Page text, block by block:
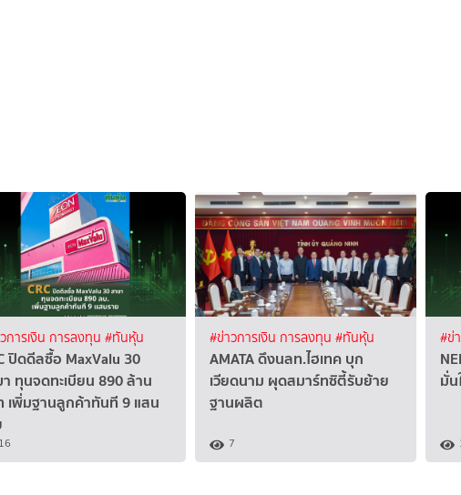
การเงิน การลงทุน #ทันหุ้น
ปิดดีลซื้อ MaxValu 30
ทุนจดทะเบียน 890 ล้าน
เพิ่มฐานลูกค้าทันที 9 แสน
16
#ข่าวการเงิน การลงทุน #ทันหุ้น
AMATA ดึงนลท.ไฮเทค บุก
เวียดนาม ผุดสมาร์ทซิตี้รับย้าย
ฐานผลิต
7
#ข่
มั่